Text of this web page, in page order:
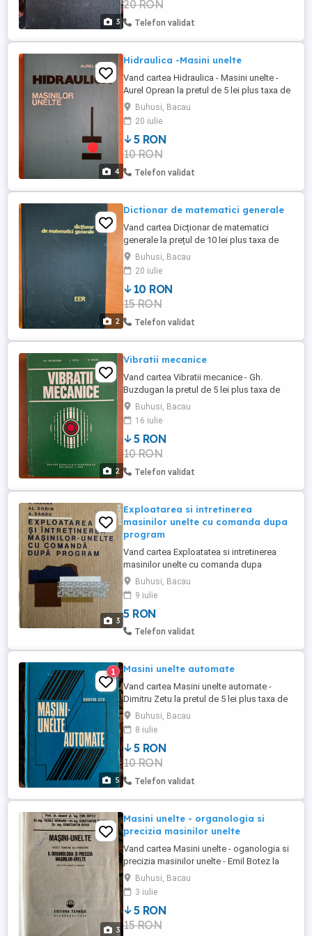
3
20 RON
Telefon validat
4
Hidraulica -Masini unelte
Vand cartea Hidraulica - Masini unelte -
Aurel Oprean la pretul de 5 lei plus taxa de
transport prin Posta Romana cu plata
ramburs. Livrare personala in BACAU,
Roman, PIATRA NEAMT si Buhuşi fara taxa
de transport .
Buhusi, Bacau
20 iulie
5 RON
10 RON
Telefon validat
2
Dictionar de matematici generale
Vand cartea Dicționar de matematici
generale la prețul de 10 lei plus taxa de
transport prin Posta Romană cu plata
ramburs. Livrare personală in Bacău ,
Piatra Neamț , Roman și Buhusi fără taxa
de transport.
Buhusi, Bacau
20 iulie
10 RON
15 RON
Telefon validat
2
Vibratii mecanice
Vand cartea Vibratii mecanice - Gh.
Buzdugan la pretul de 5 lei plus taxa de
transport prin Posta Romana cu plata
ramburs. Livrare personala in BACAU,
Roman, PIATRA NEAMT si Buhuşi fara taxa
de transport .
Buhusi, Bacau
16 iulie
5 RON
10 RON
Telefon validat
3
Exploatarea si intretinerea
masinilor unelte cu comanda dupa
program
Vand cartea Exploatatea si intretinerea
masinilor unelte cu comanda dupa
program - I. Gheghea la pretul de 5 lei plus
taxa de transport prin Posta Romana cu
plata ramburs . Livrare personala in Bacau,
Roman, PIATRA NEAMT si Buhusi fara taxa
de transport .
Buhusi, Bacau
9 iulie
5 RON
Telefon validat
5
1 Masini unelte automate
Vand cartea Masini unelte automate -
Dimitru Zetu la pretul de 5 lei plus taxa de
transport prin Posta Romana cu plata
ramburs . Livrare personala in BACAU,
Roman, PIATRA NEAMT si Buhuşi fara taxa
de transport .
Buhusi, Bacau
8 iulie
5 RON
10 RON
Telefon validat
3
Masini unelte - organologia si
precizia masinilor unelte
Vand cartea Masini unelte - oganologia si
precizia masinilor unelte - Emil Botez la
pretul de 5 lei plus taxa de transport prin
Posta Romana cu plata ramburs . Livrarea
personala in BACAU, Roman, PIATRA
NEAMT si Buhuşi fara taxa de transport .
Buhusi, Bacau
3 iulie
5 RON
15 RON